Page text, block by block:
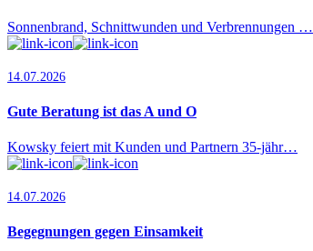
Sonnenbrand, Schnittwunden und Verbrennungen …
14.07.2026
Gute Beratung ist das A und O
Kowsky feiert mit Kunden und Partnern 35-jähr…
14.07.2026
Begegnungen gegen Einsamkeit